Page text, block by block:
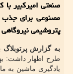
صنعتی امیرکبیر
مصنوعی برای جذب
پتروشیمی
به گزارش پرتوبلاگ
طرح اظهار داشت:
یادگیری ماشین به